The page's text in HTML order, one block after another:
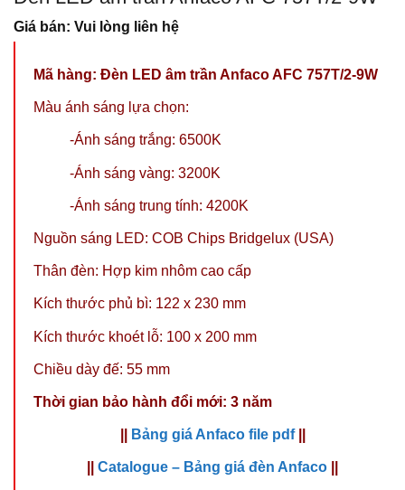
Giá bán: Vui lòng liên hệ
Mã hàng: Đèn LED âm trần Anfaco AFC 757T/2-9W
Màu ánh sáng lựa chọn:
-Ánh sáng trắng: 6500K
-Ánh sáng vàng: 3200K
-Ánh sáng trung tính: 4200K
Nguồn sáng LED: COB Chips Bridgelux (USA)
Thân đèn: Hợp kim nhôm cao cấp
Kích thước phủ bì: 122 x 230 mm
Kích thước khoét lỗ: 100 x 200 mm
Chiều dày đế: 55 mm
Thời gian bảo hành đổi mới: 3 năm
Bảng giá Anfaco file pdf
Catalogue – Bảng giá đèn Anfaco